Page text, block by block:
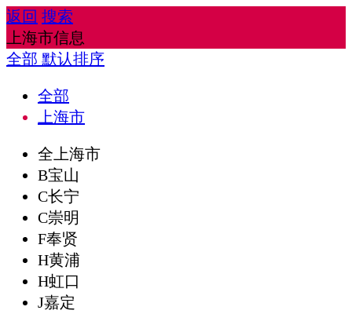
返回 搜索
上海市信息
全部 默认排序
全部
上海市
全上海市
B宝山
C长宁
C崇明
F奉贤
H黄浦
H虹口
J嘉定